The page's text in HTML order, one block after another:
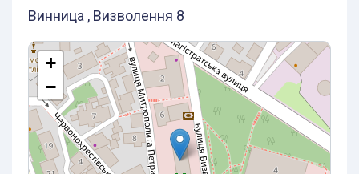
Винница , Визволення 8
+
−